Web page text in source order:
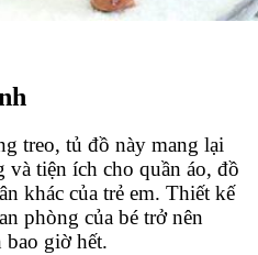
treo, tủ đồ này mang lại
tiện ích cho quần áo, đồ
khác của trẻ em. Thiết kế
phòng của bé trở nên
bao giờ hết.